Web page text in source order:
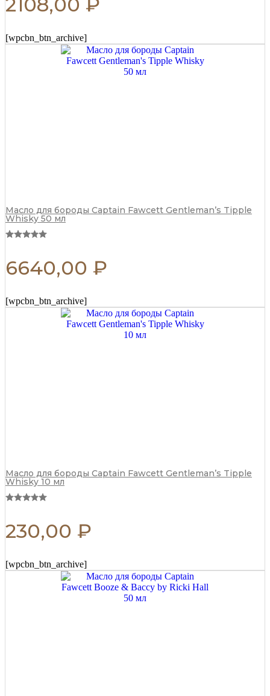
[wpcbn_btn_archive]
Масло для бороды Captain Fawcett Gentleman’s Tipple
Whisky 50 мл
6640,00 ₽
[wpcbn_btn_archive]
Масло для бороды Captain Fawcett Gentleman’s Tipple
Whisky 10 мл
230,00 ₽
[wpcbn_btn_archive]